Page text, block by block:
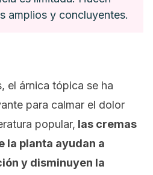
amplios y concluyentes.
el árnica tópica se ha
para calmar el dolor
popular, las cremas
la planta ayudan a
y disminuyen la